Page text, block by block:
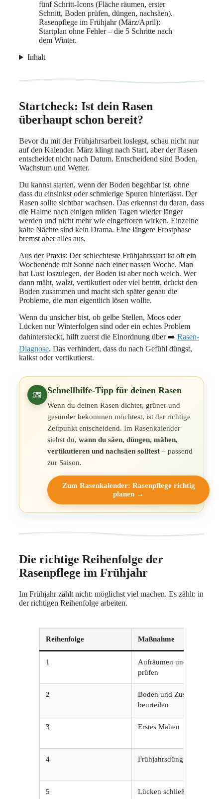
Rasenpflege im Frühjahr (März/April):
Startplan ohne Fehler – die 5 Schritte nach
dem Winter.
Inhalt
Startcheck: Ist dein Rasen
überhaupt schon bereit?
Bevor du mit der Frühjahrsarbeit loslegst, schau nicht nur
auf den Kalender. März klingt nach Start, aber der Rasen
entscheidet nicht nach Datum. Entscheidend sind Boden,
Wachstum und Wetter.
Du kannst starten, wenn der Boden begehbar ist, ohne
dass du einsinkst oder schmierige Spuren hinterlässt. Der
Rasen sollte sichtbar wachsen. Das erkennst du daran, dass
die Halme nach einigen milden Tagen wieder länger
werden und nicht mehr wie eingefroren wirken. Einzelne
kalte Nächte sind kein Drama. Eine längere Frostphase
bremst aber alles aus.
Aus der Praxis: Der schlechteste Frühjahrsstart ist oft ein
Wochenende mit Sonne nach einer nassen Woche. Man
hat Lust loszulegen, der Boden ist aber noch weich. Wer
dann mäht, walzt, vertikutiert oder viel betritt, drückt den
Boden zusammen und macht sich später genau die
Probleme, die man eigentlich lösen wollte.
Wenn du unsicher bist, ob gelbe Stellen, Moos oder
Lücken nur Winterfolgen sind oder ein echtes Problem
dahintersteckt, hilft zuerst die Einordnung über ➡️ Rasen-
Diagnose. Das verhindert, dass du nach Gefühl düngst,
kalkst oder vertikutierst.
📅 Schnellhilfe-Tipp für deinen Rasen
Wenn du deinen Rasen dichter, grüner und
gesünder bekommen möchtest, ist der richtige
Zeitpunkt entscheidend. Im Rasenkalender
siehst du, wann du säen, düngen, mähen,
vertikutieren und nachsäen solltest – passend
zur Saison.
Zum Rasenkalender: Rasenpflege richtig
planen →
Die richtige Reihenfolge der
Rasenpflege im Frühjahr
Im Frühjahr zählt nicht: möglichst viel machen. Es zählt: in
der richtigen Reihenfolge arbeiten.
Reihenfolge Maßnahme
1
Aufräumen und Fläche
prüfen
2
Boden und Zustand
beurteilen
3 Erstes Mähen
4 Frühjahrsdüngung
5 Lücken schließen /